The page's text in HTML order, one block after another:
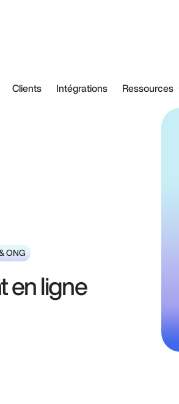
Clients Intégrations Ressources
ONG
en ligne